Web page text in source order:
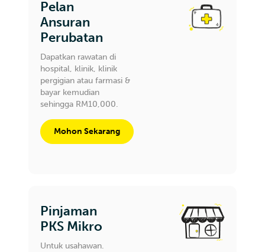
Pelan
Ansuran
Perubatan
Dapatkan rawatan di
hospital, klinik, klinik
pergigian atau farmasi &
bayar kemudian
sehingga RM10,000.
Mohon Sekarang
Pinjaman
PKS Mikro
Untuk usahawan.